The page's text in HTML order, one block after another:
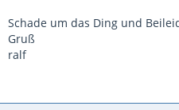
Schade um das Ding und
Gruß
ralf